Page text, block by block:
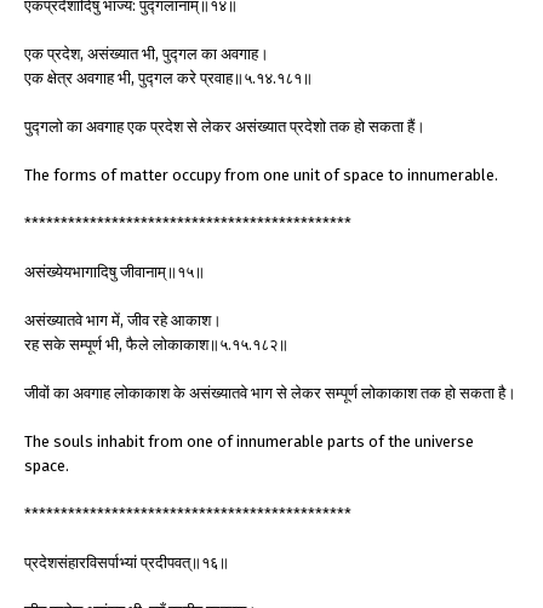
एकप्रदेशादिषु भाज्य: पुद्गलानाम्॥१४॥
एक प्रदेश, असंख्यात भी, पुद्गल का अवगाह।
एक क्षेत्र अवगाह भी, पुद्गल करे प्रवाह॥५.१४.१८१॥
पुद्गलो का अवगाह एक प्रदेश से लेकर असंख्यात प्रदेशो तक हो सकता हैं।
The forms of matter occupy from one unit of space to innumerable.
*********************************************
असंख्येयभागादिषु जीवानाम्॥१५॥
असंख्यातवे भाग में, जीव रहे आकाश।
रह सके सम्पूर्ण भी, फैले लोकाकाश॥५.१५.१८२॥
जीवों का अवगाह लोकाकाश के असंख्यातवे भाग से लेकर सम्पूर्ण लोकाकाश तक हो सकता है।
The souls inhabit from one of innumerable parts of the universe
space.
*********************************************
प्रदेशसंहारविसर्पाभ्यां प्रदीपवत्॥१६॥